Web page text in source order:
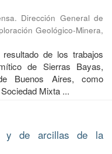
Dirección General de
Geológico-Minera,
de los trabajos
de Sierras Bayas,
Buenos Aires, como
Mixta ...
y de arcillas de la